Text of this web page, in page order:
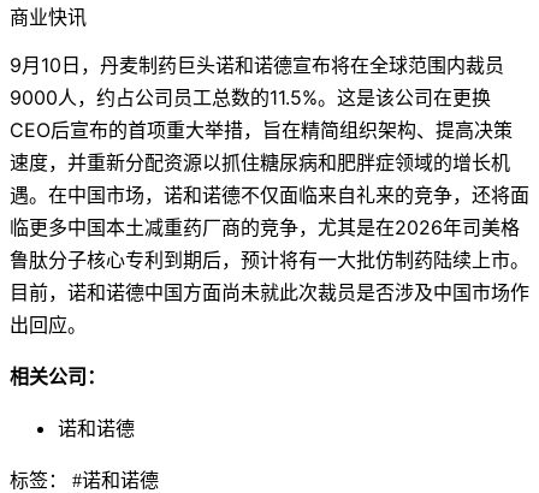
商业快讯
9月10日，丹麦制药巨头诺和诺德宣布将在全球范围内裁员
9000人，约占公司员工总数的11.5%。这是该公司在更换
CEO后宣布的首项重大举措，旨在精简组织架构、提高决策
速度，并重新分配资源以抓住糖尿病和肥胖症领域的增长机
遇。在中国市场，诺和诺德不仅面临来自礼来的竞争，还将面
临更多中国本土减重药厂商的竞争，尤其是在2026年司美格
鲁肽分子核心专利到期后，预计将有一大批仿制药陆续上市。
目前，诺和诺德中国方面尚未就此次裁员是否涉及中国市场作
出回应。
相关公司：
诺和诺德
标签：
#诺和诺德